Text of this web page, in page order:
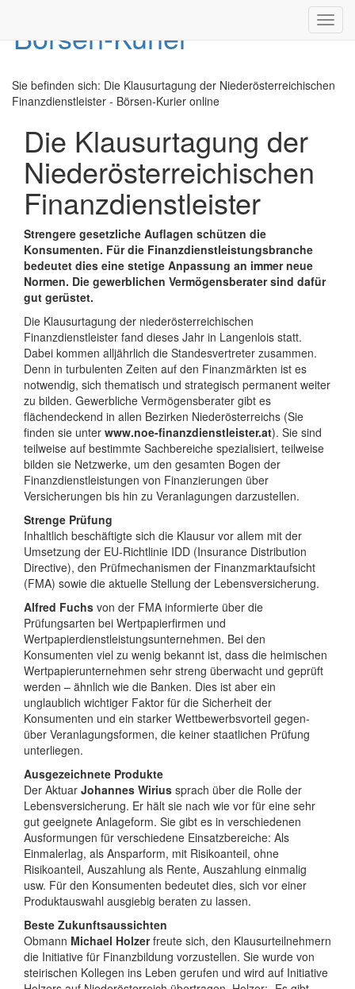
Sie befinden sich: Die Klausurtagung der Niederösterreichischen
Finanzdienstleister - Börsen-Kurier online
Die Klausurtagung der
Niederösterreichischen
Finanzdienstleister
Strengere gesetzliche Auflagen schützen die
Konsumenten. Für die Finanzdienstleistungsbranche
bedeutet dies eine stetige Anpassung an immer neue
Normen. Die gewerblichen Vermögensberater sind dafür
gut gerüstet.
Die Klausurtagung der niederösterreichischen
Finanzdienstleister fand dieses Jahr in Langenlois statt.
Dabei kommen alljährlich die Standesvertreter zusammen.
Denn in turbulenten Zeiten auf den Finanzmärkten ist es
notwendig, sich thematisch und strategisch permanent weiter
zu bilden. Gewerbliche Vermögensberater gibt es
flächendeckend in allen Bezirken Niederösterreichs (Sie
finden sie unter www.noe-finanzdienstleister.at). Sie sind
teilweise auf bestimmte Sachbereiche spezialisiert, teilweise
bilden sie Netzwerke, um den gesamten Bogen der
Finanzdienstleistungen von Finanzierungen über
Versicherungen bis hin zu Veranlagungen darzustellen.
Strenge Prüfung
Inhaltlich beschäftigte sich die Klausur vor allem mit der
Umsetzung der EU-Richtlinie IDD (Insurance Distribution
Directive), den Prüfmechanismen der Finanzmarktaufsicht
(FMA) sowie die aktuelle Stellung der Lebensversicherung.
Alfred Fuchs von der FMA informierte über die
Prüfungsarten bei Wertpapierfirmen und
Wertpapierdienstleistungsunternehmen. Bei den
Konsumenten viel zu wenig bekannt ist, dass die heimischen
Wertpapierunternehmen sehr streng überwacht und geprüft
werden – ähnlich wie die Banken. Dies ist aber ein
unglaublich wichtiger Faktor für die Sicherheit der
Konsumenten und ein starker Wettbewerbsvorteil gegen-
über Veranlagungsformen, die keiner staatlichen Prüfung
unterliegen.
Ausgezeichnete Produkte
Der Aktuar Johannes Wirius sprach über die Rolle der
Lebensversicherung. Er hält sie nach wie vor für eine sehr
gut geeignete Anlageform. Sie gibt es in verschiedenen
Ausformungen für verschiedene Einsatzbereiche: Als
Einmalerlag, als Ansparform, mit Risikoanteil, ohne
Risikoanteil, Auszahlung als Rente, Auszahlung einmalig
usw. Für den Konsumenten bedeutet dies, sich vor einer
Produktauswahl ausgiebig beraten zu lassen.
Beste Zukunftsaussichten
Obmann Michael Holzerfreute sich, den Klausurteilnehmern
die Initiative für Finanzbildung vorzustellen. Sie wurde von
steirischen Kollegen ins Leben gerufen und wird auf Initiative